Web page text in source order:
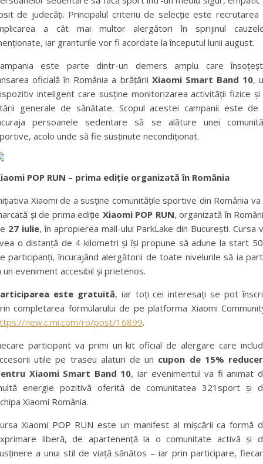
de judecăți. Principalul criteriu de selecție este recrutarea
a cât mai multor alergători în sprijinul
iar granturile vor fi acordate la începutul lunii august.
este parte dintr-un demers amplu care
oficială în România a brățării Xiaomi Smart Band 10,
inteligent care susține monitorizarea activității fizice și
generale de sănătate. Scopul acestei campanii este de
persoanele sedentare să se alăture unei
acolo unde să fie susținute necondiționat.
POP RUN – prima ediție organizată în România
Xiaomi de a susține comunitățile sportive din România va
și de prima ediție Xiaomi POP RUN, organizată în
27 iulie, în apropierea mall-ului ParkLake din București. Cursa
o distanță de 4 kilometri și își propune să adune la start
participanți, încurajând alergătorii de toate nivelurile să ia
un eveniment accesibil și prietenos.
este gratuită, iar toți cei interesați se pot
completarea formularului de pe platforma Xiaomi
new.c.mi.com/ro/post/16899.
participant va primi un kit oficial de alergare care
utile pe traseu alaturi de un cupon de 15%
Xiaomi Smart Band 10, iar evenimentul va fi animat
energie pozitivă oferită de comunitatea 321sport și
Xiaomi România.
Xiaomi POP RUN este un manifest al mișcării ca formă
liberă, de apartenență la o comunitate activă și
a unui stil de viață sănătos – iar prin participare,